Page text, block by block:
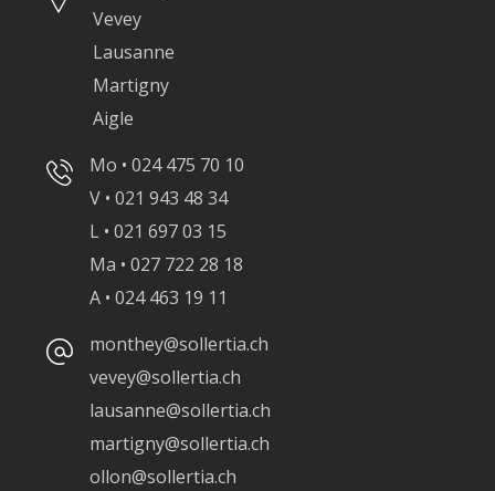
Vevey
Lausanne
Martigny
Aigle
Mo • 024 475 70 10
V • 021 943 48 34
L • 021 697 03 15
Ma • 027 722 28 18
A • 024 463 19 11
monthey@sollertia.ch
vevey@sollertia.ch
lausanne@sollertia.ch
martigny@sollertia.ch
ollon@sollertia.ch